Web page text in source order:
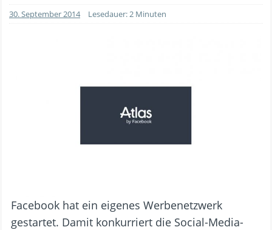
30. September 2014 Lesedauer: 2 Minuten
Facebook hat ein eigenes Werbenetzwerk
gestartet. Damit konkurriert die Social-Media-